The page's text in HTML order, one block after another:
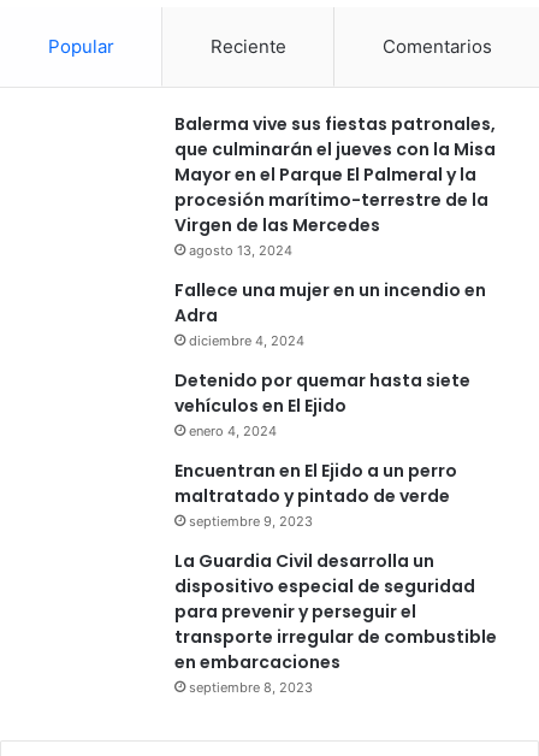
Popular Reciente Comentarios
Balerma vive sus fiestas patronales,
que culminarán el jueves con la Misa
Mayor en el Parque El Palmeral y la
procesión marítimo-terrestre de la
Virgen de las Mercedes
agosto 13, 2024
Fallece una mujer en un incendio en
Adra
diciembre 4, 2024
Detenido por quemar hasta siete
vehículos en El Ejido
enero 4, 2024
Encuentran en El Ejido a un perro
maltratado y pintado de verde
septiembre 9, 2023
La Guardia Civil desarrolla un
dispositivo especial de seguridad
para prevenir y perseguir el
transporte irregular de combustible
en embarcaciones
septiembre 8, 2023